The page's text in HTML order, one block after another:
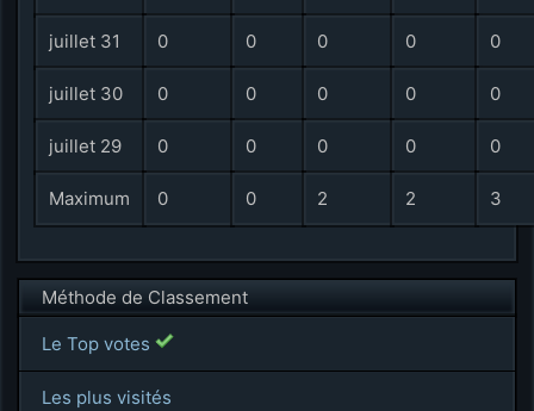
juillet 31 0 0 0 0 0
juillet 30 0 0 0 0 0
juillet 29 0 0 0 0 0
Maximum 0 0 2 2 3
Méthode de Classement
Le Top votes
Les plus visités